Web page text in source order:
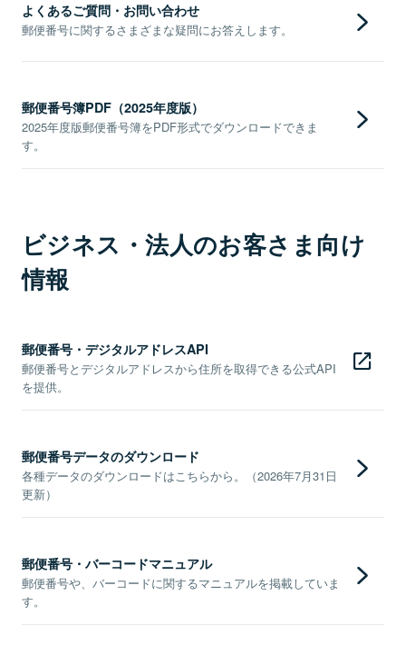
よくあるご質問・お問い合わせ
郵便番号に関するさまざまな疑問にお答えします。
郵便番号簿PDF（2025年度版）
2025年度版郵便番号簿をPDF形式でダウンロードできま
す。
ビジネス・法人のお客さま向け
情報
郵便番号・デジタルアドレスAPI
郵便番号とデジタルアドレスから住所を取得できる公式API
を提供。
郵便番号データのダウンロード
各種データのダウンロードはこちらから。（2026年7月31日
更新）
郵便番号・バーコードマニュアル
郵便番号や、バーコードに関するマニュアルを掲載していま
す。